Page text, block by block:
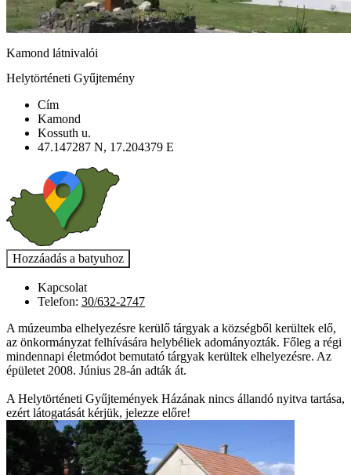
Kamond látnivalói
Helytörténeti Gyűjtemény
Cím
Kamond
Kossuth u.
47.147287 N, 17.204379 E
Kapcsolat
Telefon: 30/632-2747
A múzeumba elhelyezésre kerülő tárgyak a községből kerültek elő,
az önkormányzat felhívására helybéliek adományozták. Főleg a régi
mindennapi életmódot bemutató tárgyak kerültek elhelyezésre. Az
épületet 2008. Június 28-án adták át.
A Helytörténeti Gyűjtemények Házának nincs állandó nyitva tartása,
ezért látogatását kérjük, jelezze előre!